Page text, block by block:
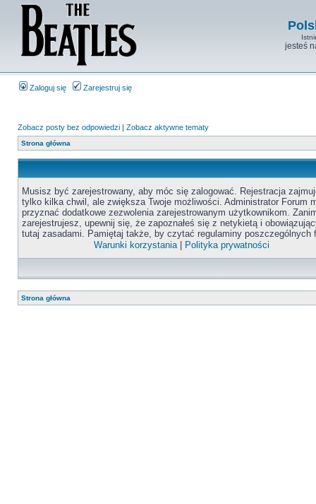
jesteś
Zaloguj się Zarejestruj się
Zobacz posty bez odpowiedzi | Zobacz aktywne tematy
Strona główna
Musisz być zarejestrowany, aby móc się zalogować. Rejestracja
tylko kilka chwil, ale zwiększa Twoje możliwości. Administrator Forum
przyznać dodatkowe zezwolenia zarejestrowanym użytkownikom.
zarejestrujesz, upewnij się, że zapoznałeś się z netykietą i
tutaj zasadami. Pamiętaj także, by czytać regulaminy poszczególnych
Warunki korzystania| Polityka prywatności
Strona główna